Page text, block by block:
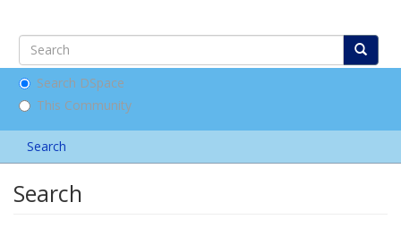
Search DSpace
This Community
Search
Search